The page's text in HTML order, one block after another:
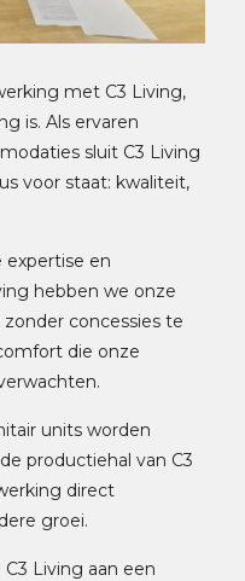
met C3 Living,
is. Als ervaren
sluit C3 Living
voor staat: kwaliteit,
expertise en
hebben we onze
concessies te
die onze
units worden
productiehal van C3
direct
groei.
Living aan een